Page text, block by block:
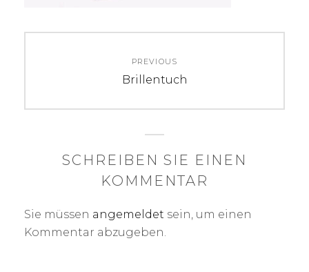
Navigation
PREVIOUS
Previous
Brillentuch
SCHREIBEN SIE EINEN
KOMMENTAR
Sie müssen angemeldet sein, um einen
Kommentar abzugeben.